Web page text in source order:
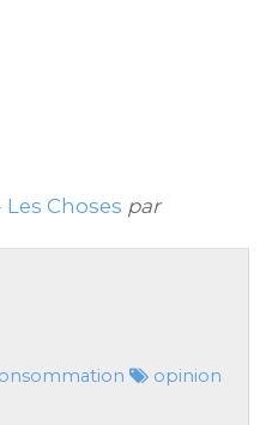
Choses par
opinion